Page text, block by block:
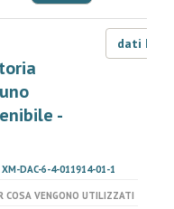
-
dati LOD
XM-DAC-6-4-011914-01-1
COSA VENGONO UTILIZZATI